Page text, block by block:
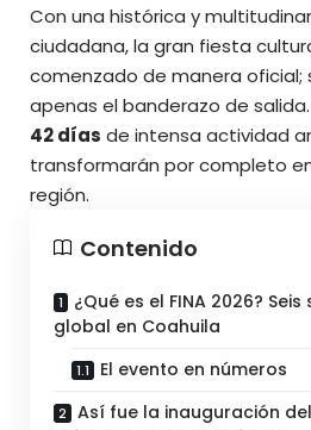
Con una histórica y
ciudadana, la gran fiesta
comenzado de manera oficial;
apenas el banderazo de
42 días de intensa actividad
transformarán por completo
región.
Contenido
¿Qué es el FINA 2026?
global en Coahuila
El evento en números
Así fue la inauguración